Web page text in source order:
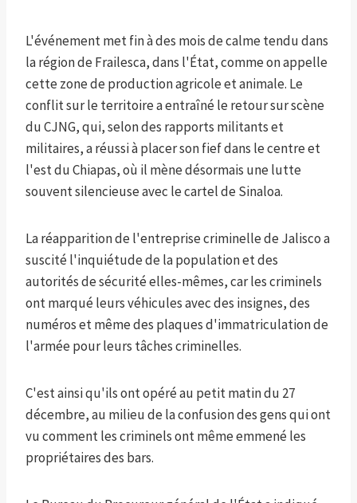
L'événement met fin à des mois de calme tendu dans
la région de Frailesca, dans l'État, comme on appelle
cette zone de production agricole et animale. Le
conflit sur le territoire a entraîné le retour sur scène
du CJNG, qui, selon des rapports militants et
militaires, a réussi à placer son fief dans le centre et
l'est du Chiapas, où il mène désormais une lutte
souvent silencieuse avec le cartel de Sinaloa.
La réapparition de l'entreprise criminelle de Jalisco a
suscité l'inquiétude de la population et des
autorités de sécurité elles-mêmes, car les criminels
ont marqué leurs véhicules avec des insignes, des
numéros et même des plaques d'immatriculation de
l'armée pour leurs tâches criminelles.
C'est ainsi qu'ils ont opéré au petit matin du 27
décembre, au milieu de la confusion des gens qui ont
vu comment les criminels ont même emmené les
propriétaires des bars.